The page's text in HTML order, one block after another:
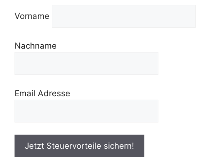
Vorname
Nachname
Email Adresse